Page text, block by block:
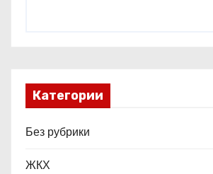
Категории
Без рубрики
ЖКХ